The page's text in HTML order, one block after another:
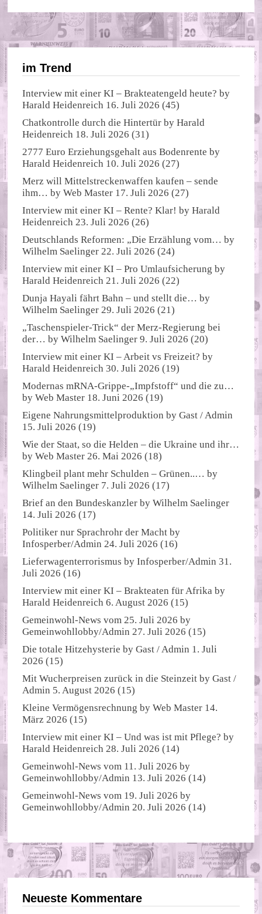
im Trend
Interview mit einer KI – Brakteatengeld heute? by
Harald Heidenreich 16. Juli 2026 (45)
Chatkontrolle durch die Hintertür byHarald
Heidenreich 18. Juli 2026 (31)
2777 Euro Erziehungsgehalt aus Bodenrente by
Harald Heidenreich 10. Juli 2026 (27)
Merz will Mittelstreckenwaffen kaufen – sende
ihm… byWeb Master 17. Juli 2026 (27)
Interview mit einer KI – Rente? Klar! byHarald
Heidenreich 23. Juli 2026 (26)
Deutschlands Reformen: „Die Erzählung vom… by
Wilhelm Saelinger 22. Juli 2026 (24)
Interview mit einer KI – Pro Umlaufsicherung by
Harald Heidenreich 21. Juli 2026 (22)
Dunja Hayali fährt Bahn – und stellt die… by
Wilhelm Saelinger 29. Juli 2026 (21)
„Taschenspieler-Trick“ der Merz-Regierung bei
der… byWilhelm Saelinger 9. Juli 2026 (20)
Interview mit einer KI – Arbeit vs Freizeit? by
Harald Heidenreich 30. Juli 2026 (19)
Modernas mRNA-Grippe-„Impfstoff“ und die zu…
byWeb Master 18. Juni 2026 (19)
Eigene Nahrungsmittelproduktion byGast / Admin
15. Juli 2026 (19)
Wie der Staat, so die Helden – die Ukraine und ihr…
byWeb Master 26. Mai 2026 (18)
Klingbeil plant mehr Schulden – Grünen..… by
Wilhelm Saelinger 7. Juli 2026 (17)
Brief an den Bundeskanzler byWilhelm Saelinger
14. Juli 2026 (17)
Politiker nur Sprachrohr der Macht by
Infosperber/Admin 24. Juli 2026 (16)
Lieferwagenterrorismus byInfosperber/Admin 31.
Juli 2026 (16)
Interview mit einer KI – Brakteaten für Afrika by
Harald Heidenreich 6. August 2026 (15)
Gemeinwohl-News vom 25. Juli 2026 by
Gemeinwohllobby/Admin 27. Juli 2026 (15)
Die totale Hitzehysterie byGast / Admin 1. Juli
2026 (15)
Mit Wucherpreisen zurück in die Steinzeit byGast /
Admin 5. August 2026 (15)
Kleine Vermögensrechnung byWeb Master 14.
März 2026 (15)
Interview mit einer KI – Und was ist mit Pflege? by
Harald Heidenreich 28. Juli 2026 (14)
Gemeinwohl-News vom 11. Juli 2026 by
Gemeinwohllobby/Admin 13. Juli 2026 (14)
Gemeinwohl-News vom 19. Juli 2026 by
Gemeinwohllobby/Admin 20. Juli 2026 (14)
Neueste Kommentare